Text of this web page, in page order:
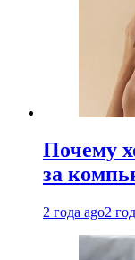
Почему
за
2 года ago2